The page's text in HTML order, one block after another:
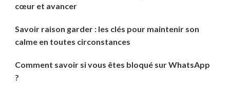
cœur et avancer
Savoir raison garder : les clés pour maintenir son
calme en toutes circonstances
Comment savoir si vous êtes bloqué sur WhatsApp
?